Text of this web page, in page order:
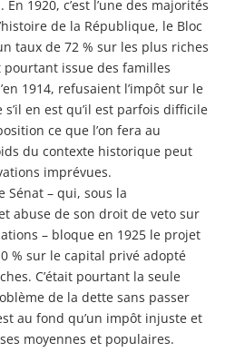
1920, c’est l’une des majorités
de la République, le Bloc
taux de 72 % sur les plus riches
issue des familles
1914, refusaient l’impôt sur le
s’il en est qu’il est parfois difficile
ce que l’on fera au
du contexte historique peut
imprévues.
Sénat – qui, sous la
abuse de son droit de veto sur
– bloque en 1925 le projet
% sur le capital privé adopté
C’était pourtant la seule
de la dette sans passer
au fond qu’un impôt injuste et
moyennes et populaires.